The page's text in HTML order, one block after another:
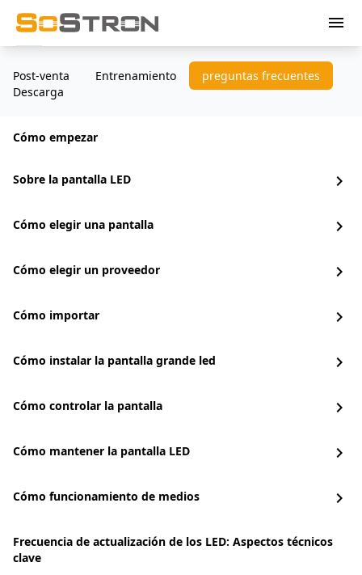
menu
Post-venta Entrenamiento
preguntas frecuentes
Descarga
Cómo empezar
Sobre la pantalla LED chevron_right
Cómo elegir una pantalla chevron_right
Cómo elegir un proveedor chevron_right
Cómo importar chevron_right
Cómo instalar la pantalla grande led chevron_right
Cómo controlar la pantalla chevron_right
Cómo mantener la pantalla LED chevron_right
Cómo funcionamiento de medios chevron_right
Frecuencia de actualización de los LED: Aspectos técnicos
clave